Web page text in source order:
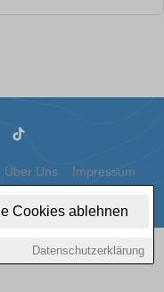
Cookies ablehnen
Datenschutzerklärung
Über Uns Impressum
| Content by: 1a-sites-autos